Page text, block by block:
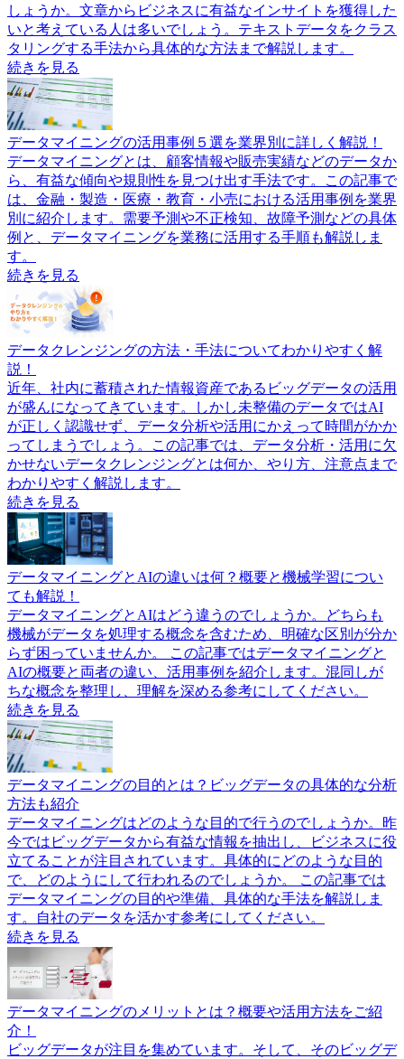
しょうか。文章からビジネスに有益なインサイトを獲得した
いと考えている人は多いでしょう。テキストデータをクラス
タリングする手法から具体的な方法まで解説します。
続きを見る
データマイニングの活用事例５選を業界別に詳しく解説！
データマイニングとは、顧客情報や販売実績などのデータか
ら、有益な傾向や規則性を見つけ出す手法です。この記事で
は、金融・製造・医療・教育・小売における活用事例を業界
別に紹介します。需要予測や不正検知、故障予測などの具体
例と、データマイニングを業務に活用する手順も解説しま
す。
続きを見る
データクレンジングの方法・手法についてわかりやすく解
説！
近年、社内に蓄積された情報資産であるビッグデータの活用
が盛んになってきています。しかし未整備のデータではAI
が正しく認識せず、データ分析や活用にかえって時間がかか
ってしまうでしょう。この記事では、データ分析・活用に欠
かせないデータクレンジングとは何か、やり方、注意点まで
わかりやすく解説します。
続きを見る
データマイニングとAIの違いは何？概要と機械学習につい
ても解説！
データマイニングとAIはどう違うのでしょうか。どちらも
機械がデータを処理する概念を含むため、明確な区別が分か
らず困っていませんか。 この記事ではデータマイニングと
AIの概要と両者の違い、活用事例を紹介します。混同しが
ちな概念を整理し、理解を深める参考にしてください。
続きを見る
データマイニングの目的とは？ビッグデータの具体的な分析
方法も紹介
データマイニングはどのような目的で行うのでしょうか。昨
今ではビッグデータから有益な情報を抽出し、ビジネスに役
立てることが注目されています。具体的にどのような目的
で、どのようにして行われるのでしょうか。 この記事では
データマイニングの目的や準備、具体的な手法を解説しま
す。自社のデータを活かす参考にしてください。
続きを見る
データマイニングのメリットとは？概要や活用方法をご紹
介！
ビッグデータが注目を集めています。そして、そのビッグデ